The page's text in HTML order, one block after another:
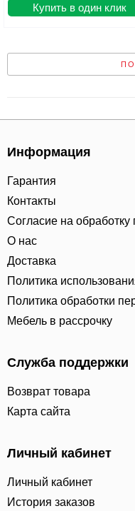
Купить в один клик
Информация
Гарантия
Контакты
Согласие на
О нас
Доставка
Политика
Политика обработки
Мебель в рассрочку
Служба поддержки
Возврат товара
Карта сайта
Личный кабинет
Личный кабинет
История заказов